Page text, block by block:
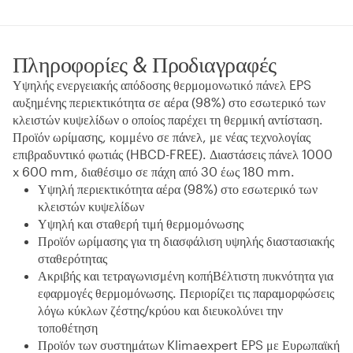
Πληροφορίες & Προδιαγραφές
Υψηλής ενεργειακής απόδοσης θερμομονωτικό πάνελ EPS
αυξημένης περιεκτικότητα σε αέρα (98%) στο εσωτερικό των
κλειστών κυψελίδων ο οποίος παρέχει τη θερμική αντίσταση.
Προϊόν ωρίμασης, κομμένο σε πάνελ, με νέας τεχνολογίας
επιβραδυντικό φωτιάς (HBCD-FREE). Διαστάσεις πάνελ 1000
x 600 mm, διαθέσιμο σε πάχη από 30 έως 180 mm.
Υψηλή περιεκτικότητα αέρα (98%) στο εσωτερικό των
κλειστών κυψελίδων
Υψηλή και σταθερή τιμή θερμομόνωσης
Προϊόν ωρίμασης για τη διασφάλιση υψηλής διαστασιακής
σταθερότητας
Ακριβής και τετραγωνισμένη κοπήΒέλτιστη πυκνότητα για
εφαρμογές θερμομόνωσης. Περιορίζει τις παραμορφώσεις
λόγω κύκλων ζέστης/κρύου και διευκολύνει την
τοποθέτηση
Προϊόν των συστημάτων Klimaexpert EPS με Ευρωπαϊκή